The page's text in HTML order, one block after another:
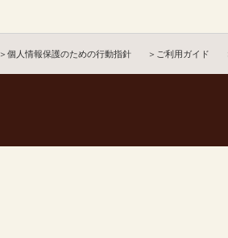
＞個人情報保護のための行動指針 ＞ご利用ガイド